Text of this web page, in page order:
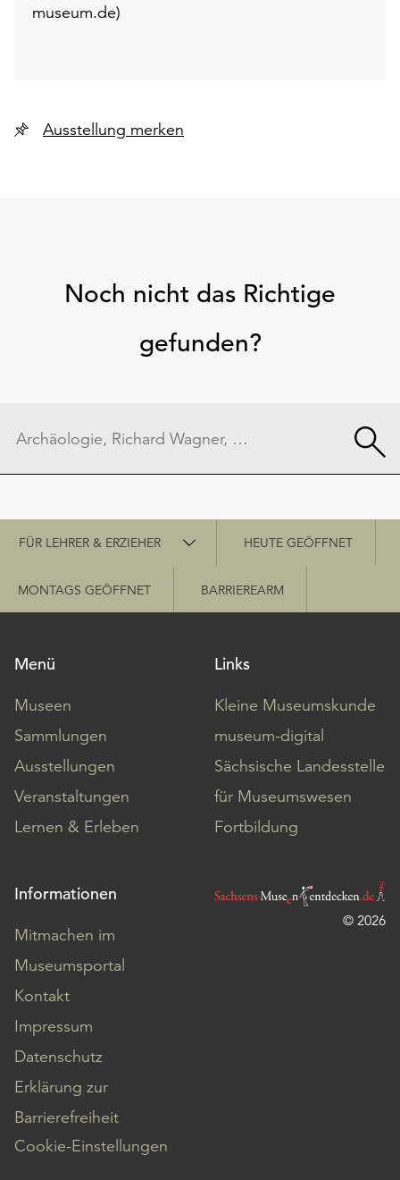
museum.de)
Ausstellung merken
Noch nicht das Richtige
gefunden?
Schnellzugriff
FÜR LEHRER & ERZIEHER HEUTE GEÖFFNET
MONTAGS GEÖFFNET BARRIEREARM
Menü
Museen
Sammlungen
Ausstellungen
Veranstaltungen
Lernen & Erleben
Links
Kleine Museumskunde
museum-digital
Sächsische Landesstelle
für Museumswesen
Fortbildung
Informationen
Mitmachen im
Museumsportal
Kontakt
Impressum
Datenschutz
Erklärung zur
Barrierefreiheit
Cookie-Einstellungen
© 2026